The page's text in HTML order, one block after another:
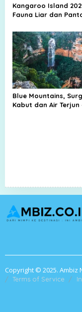
Kangaroo Island
Fauna Liar dan
Blue Mountains,
Kabut dan Air Terjun
Copyright © 2025. Ambiz
Terms of Service